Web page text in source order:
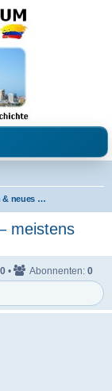
und Venezuela.
Musikforum & neues aus dem Showgeschäft
meistens
0• Abonnenten: 0